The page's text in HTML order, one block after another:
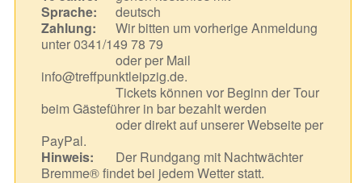
Sprache:
deutsch
Zahlung:
Wir bitten um vorherige Anmeldung
unter 0341/149 78 79
oder per Mail
info@treffpunktleipzig.de.
Tickets können vor Beginn der Tour
beim Gästeführer in bar bezahlt werden
oder direkt auf unserer Webseite per
PayPal.
Hinweis:
Der Rundgang mit Nachtwächter
Bremme® findet bei jedem Wetter statt.